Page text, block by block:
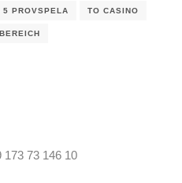
5 PROVSPELA TO CASINO
173 73 146 10